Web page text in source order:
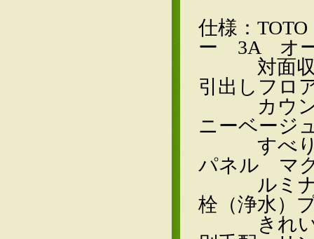
仕様：
ー 3A オー
対面収納
引出しフロ
カウンタ
ニーベージ
すべり台
パネル マ
ルミナホ
栓（浄水）
きれい除